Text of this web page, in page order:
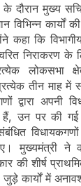
दौरान मुख्य
विभिन्न कार्यों
कहा कि
निराकरण के
लोकसभा
तीन माह में
द्वारा अपनी
उन पर की गई
मुख्यमंत्री
की शीर्ष
कार्यों में